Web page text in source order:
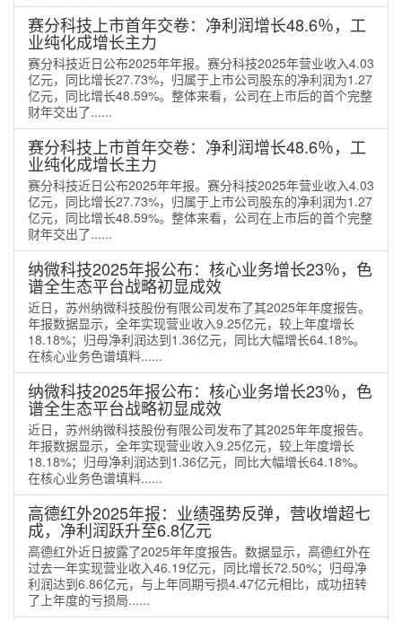
赛分科技上市首年交卷：净利润增长48.6％，工
业纯化成增长主力
赛分科技近日公布2025年年报。赛分科技2025年营业收入4.03
亿元，同比增长27.73%，归属于上市公司股东的净利润为1.27
亿元，同比增长48.59%。整体来看，公司在上市后的首个完整
财年交出了......
赛分科技上市首年交卷：净利润增长48.6％，工
业纯化成增长主力
赛分科技近日公布2025年年报。赛分科技2025年营业收入4.03
亿元，同比增长27.73%，归属于上市公司股东的净利润为1.27
亿元，同比增长48.59%。整体来看，公司在上市后的首个完整
财年交出了......
纳微科技2025年报公布：核心业务增长23％，色
谱全生态平台战略初显成效
近日，苏州纳微科技股份有限公司发布了其2025年年度报告。
年报数据显示，全年实现营业收入9.25亿元，较上年度增长
18.18%；归母净利润达到1.36亿元，同比大幅增长64.18%。
在核心业务色谱填料......
纳微科技2025年报公布：核心业务增长23％，色
谱全生态平台战略初显成效
近日，苏州纳微科技股份有限公司发布了其2025年年度报告。
年报数据显示，全年实现营业收入9.25亿元，较上年度增长
18.18%；归母净利润达到1.36亿元，同比大幅增长64.18%。
在核心业务色谱填料......
高德红外2025年报：业绩强势反弹，营收增超七
成，净利润跃升至6.8亿元
高德红外近日披露了2025年年度报告。数据显示，高德红外在
过去一年实现营业收入46.19亿元，同比增长72.50%；归母净
利润达到6.86亿元，与上年同期亏损4.47亿元相比，成功扭转
了上年度的亏损局......